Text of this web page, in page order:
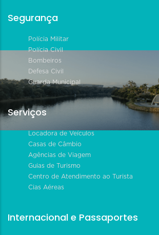
Segurança
Polícia Militar
Polícia Civil
Bombeiros
Defesa Civil
Guarda Municipal
Serviços
Locadora de Veículos
Casas de Câmbio
Agências de Viagem
Guias de Turismo
Centro de Atendimento ao Turista
Cias Aéreas
Internacional e Passaportes